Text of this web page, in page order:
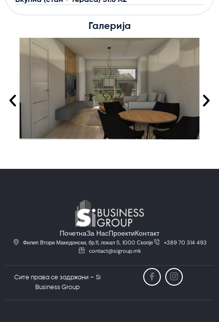
Галерија
ПочетнаЗа НасПроектиКонтакт
Филип Втори Македонски, бр.11, локал 5, 1000 Скопје
+389 70 314 493
contact@sigroup.mk
Сите права се задржани – Si
Business Group